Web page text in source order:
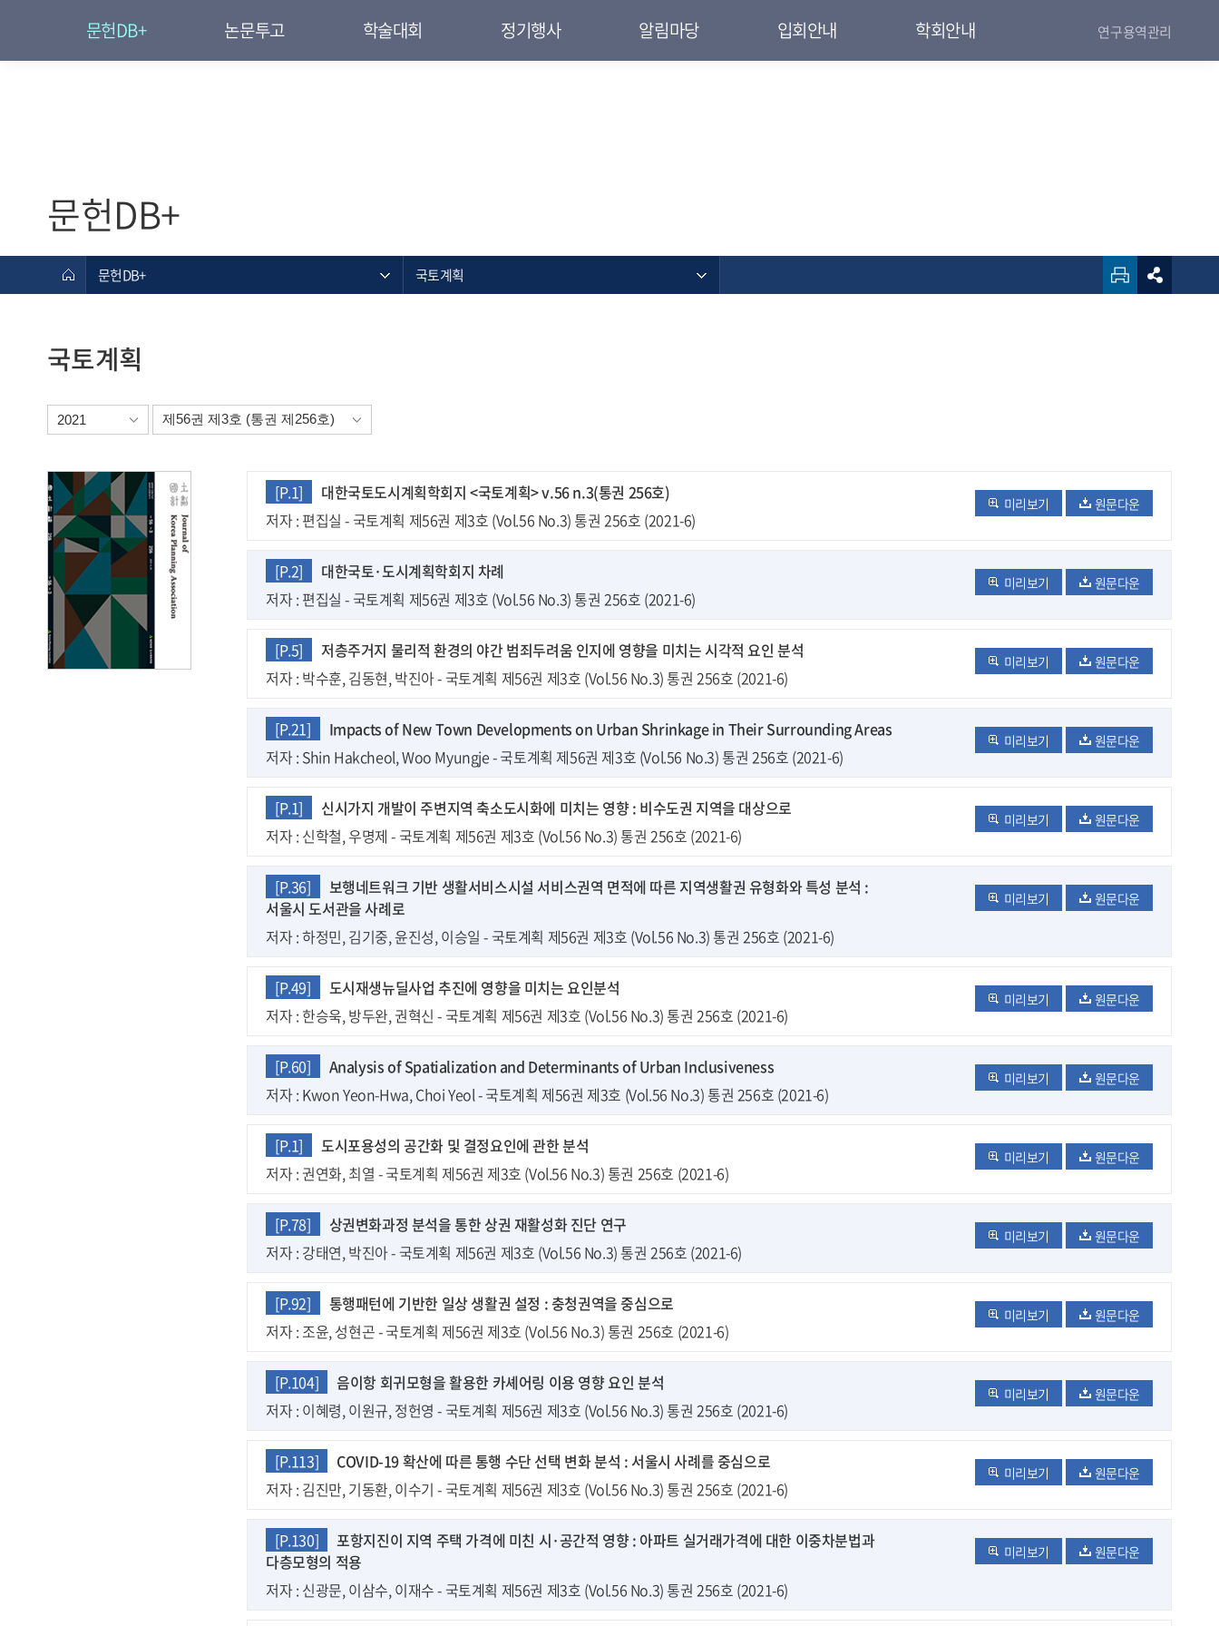
문헌DB+ 논문투고 학술대회 정기행사 알림마당 입회안내 학회안내 연구용역관리
문헌DB+
문헌DB+ 국토계획
국토계획
[P.1]
대한국토도시계획학회지 <국토계획> v.56 n.3(통권 256호)
저자 : 편집실 - 국토계획 제56권 제3호 (Vol.56 No.3) 통권 256호 (2021-6)
미리보기 원문다운
[P.2]
대한국토·도시계획학회지 차례
저자 : 편집실 - 국토계획 제56권 제3호 (Vol.56 No.3) 통권 256호 (2021-6)
미리보기 원문다운
[P.5]
저층주거지 물리적 환경의 야간 범죄두려움 인지에 영향을 미치는 시각적 요인 분석
저자 : 박수훈, 김동현, 박진아 - 국토계획 제56권 제3호 (Vol.56 No.3) 통권 256호 (2021-6)
미리보기 원문다운
[P.21]
Impacts of New Town Developments on Urban Shrinkage in Their Surrounding Areas
저자 : Shin Hakcheol, Woo Myungje - 국토계획 제56권 제3호 (Vol.56 No.3) 통권 256호 (2021-6)
미리보기 원문다운
[P.1]
신시가지 개발이 주변지역 축소도시화에 미치는 영향 : 비수도권 지역을 대상으로
저자 : 신학철, 우명제 - 국토계획 제56권 제3호 (Vol.56 No.3) 통권 256호 (2021-6)
미리보기 원문다운
[P.36]
보행네트워크 기반 생활서비스시설 서비스권역 면적에 따른 지역생활권 유형화와 특성 분석 :
서울시 도서관을 사례로
저자 : 하정민, 김기중, 윤진성, 이승일 - 국토계획 제56권 제3호 (Vol.56 No.3) 통권 256호 (2021-6)
미리보기 원문다운
[P.49]
도시재생뉴딜사업 추진에 영향을 미치는 요인분석
저자 : 한승욱, 방두완, 권혁신 - 국토계획 제56권 제3호 (Vol.56 No.3) 통권 256호 (2021-6)
미리보기 원문다운
[P.60]
Analysis of Spatialization and Determinants of Urban Inclusiveness
저자 : Kwon Yeon-Hwa, Choi Yeol - 국토계획 제56권 제3호 (Vol.56 No.3) 통권 256호 (2021-6)
미리보기 원문다운
[P.1]
도시포용성의 공간화 및 결정요인에 관한 분석
저자 : 권연화, 최열 - 국토계획 제56권 제3호 (Vol.56 No.3) 통권 256호 (2021-6)
미리보기 원문다운
[P.78]
상권변화과정 분석을 통한 상권 재활성화 진단 연구
저자 : 강태연, 박진아 - 국토계획 제56권 제3호 (Vol.56 No.3) 통권 256호 (2021-6)
미리보기 원문다운
[P.92]
통행패턴에 기반한 일상 생활권 설정 : 충청권역을 중심으로
저자 : 조윤, 성현곤 - 국토계획 제56권 제3호 (Vol.56 No.3) 통권 256호 (2021-6)
미리보기 원문다운
[P.104]
음이항 회귀모형을 활용한 카셰어링 이용 영향 요인 분석
저자 : 이혜령, 이원규, 정헌영 - 국토계획 제56권 제3호 (Vol.56 No.3) 통권 256호 (2021-6)
미리보기 원문다운
[P.113]
COVID-19 확산에 따른 통행 수단 선택 변화 분석 : 서울시 사례를 중심으로
저자 : 김진만, 기동환, 이수기 - 국토계획 제56권 제3호 (Vol.56 No.3) 통권 256호 (2021-6)
미리보기 원문다운
[P.130]
포항지진이 지역 주택 가격에 미친 시·공간적 영향 : 아파트 실거래가격에 대한 이중차분법과
다층모형의 적용
저자 : 신광문, 이삼수, 이재수 - 국토계획 제56권 제3호 (Vol.56 No.3) 통권 256호 (2021-6)
미리보기 원문다운